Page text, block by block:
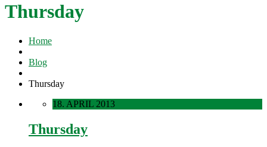
Thursday
Home
Blog
Thursday
18. APRIL 2013
Thursday